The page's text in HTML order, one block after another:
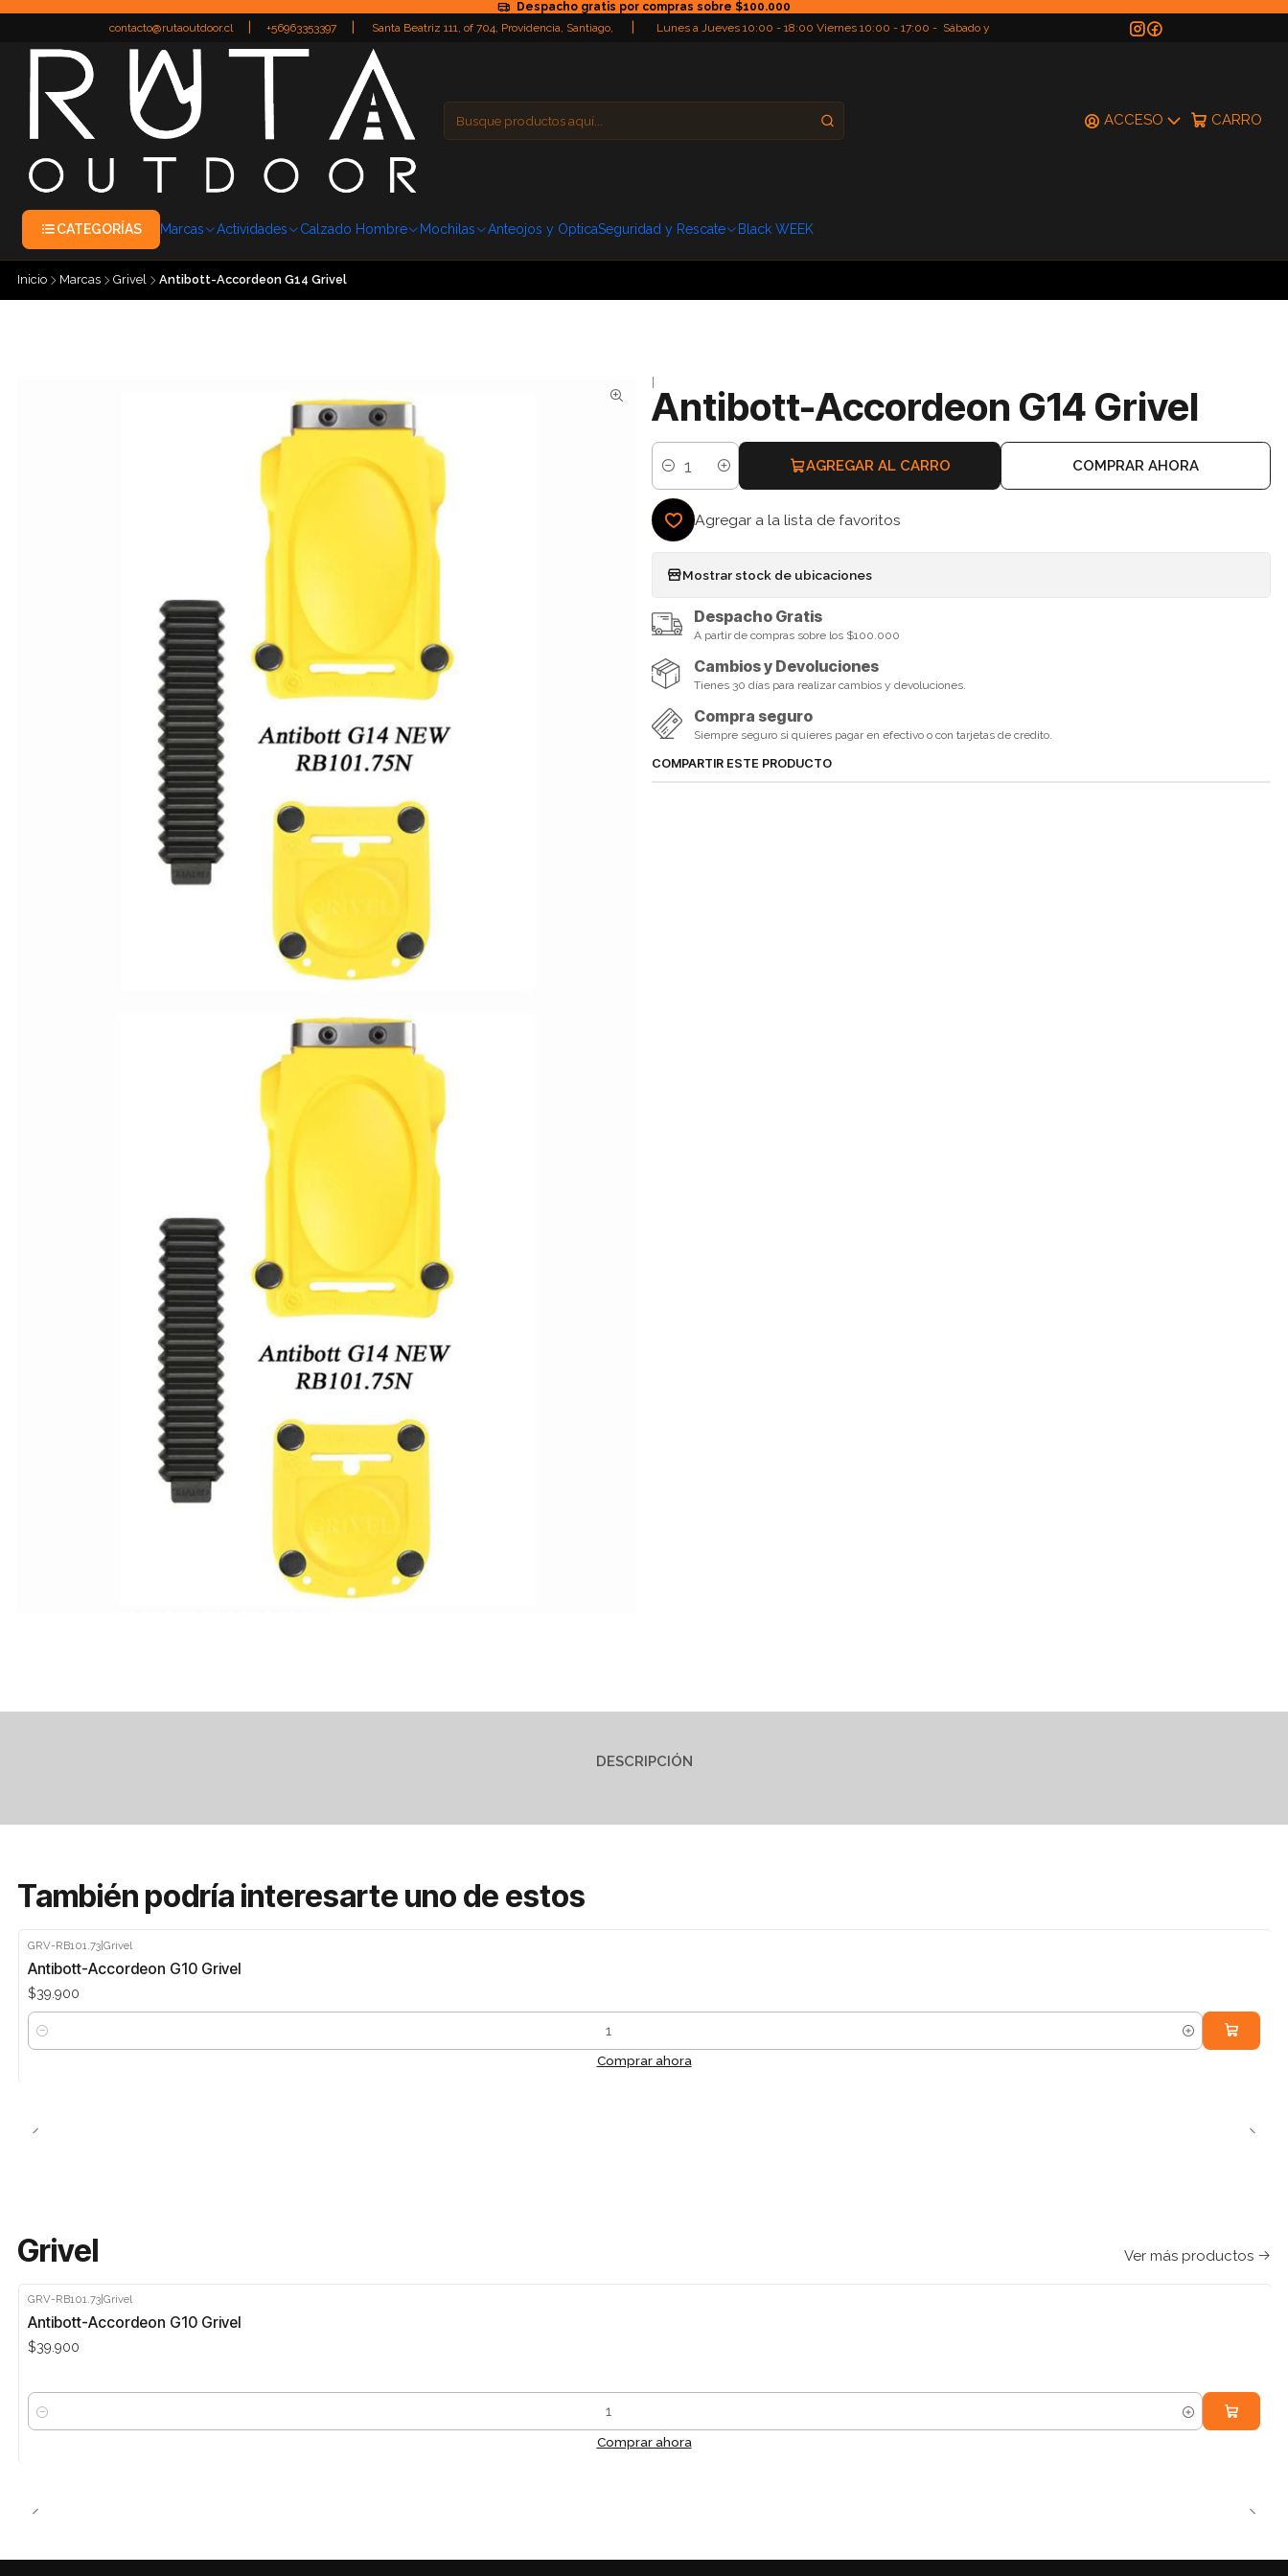
Despacho gratis por compras sobre $100.000
contacto@rutaoutdoor.cl
+56963353397
Santa Beatriz 111, of 704, Providencia, Santiago,
Lunes a Jueves 10:00 - 18:00 Viernes 10:00 - 17:00 - Sábado y
ACCESO CARRO
CATEGORÍAS Marcas Actividades Calzado Hombre Mochilas Anteojos y OpticaSeguridad y Rescate Black WEEK
Inicio Marcas Grivel Antibott-Accordeon G14 Grivel
|
Antibott-Accordeon G14 Grivel
Cantidad
AGREGAR AL CARRO COMPRAR AHORA
Agregar a la lista de favoritos
Mostrar stock de ubicaciones
Despacho Gratis
A partir de compras sobre los $100.000
Cambios y Devoluciones
Tienes 30 días para realizar cambios y devoluciones.
Compra seguro
Siempre seguro si quieres pagar en efectivo o con tarjetas de credito.
COMPARTIR ESTE PRODUCTO
DESCRIPCIÓN
También podría interesarte uno de estos
GRV-RB101.73| Grivel
Antibott-Accordeon G10 Grivel
$39.900
Cantidad
Comprar ahora
Grivel Ver más productos
GRV-RB101.73| Grivel
Antibott-Accordeon G10 Grivel
$39.900
Cantidad
Comprar ahora